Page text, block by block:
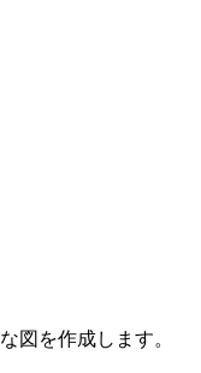
図を作成します。